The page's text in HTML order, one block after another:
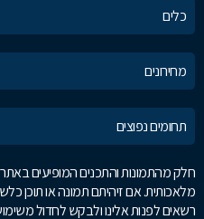
כלים
מחירונים
תחומים נפוצים
חלק מהתמונות והתכנים המופיעים
מלאכותית. אם זיהיתם תמונה או תוכן
רשאים לפנות אלינו ולבקש לחדול